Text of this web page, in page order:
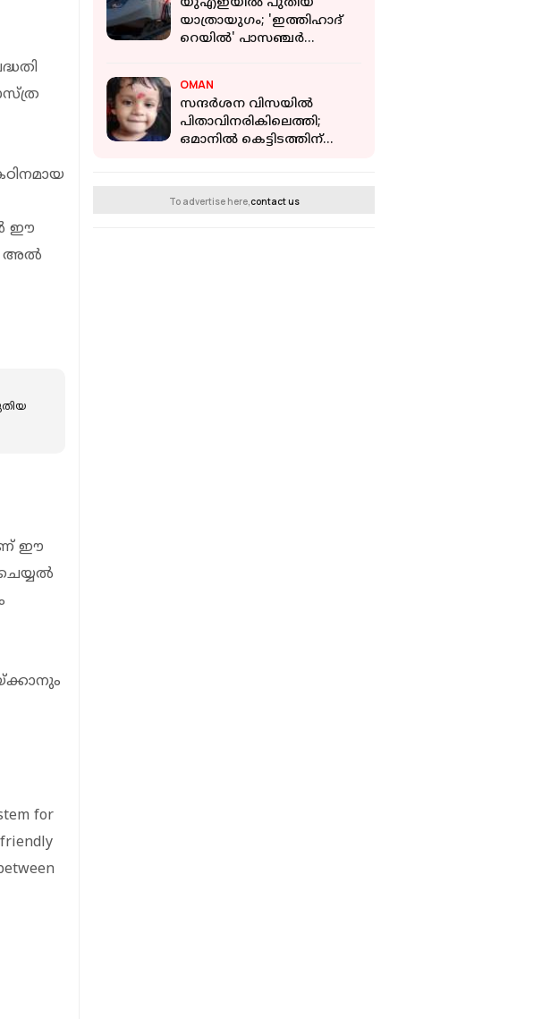
ഈ
അൽ
ഈ
for
യാത്രായുഗം; 'ഇത്തിഹാദ്
റെയിൽ' പാസഞ്ചർ
OMAN
സന്ദർശന വിസയിൽ
പിതാവിനരികിലെത്തി;
ഒമാനിൽ കെട്ടിടത്തിന്
To advertise here, contact us